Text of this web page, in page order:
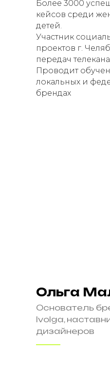
Более 3000
кейсов среди
детей.
Участник
проектов г.
передач
Проводит
локальных и
брендах
Ольга
Основатель
Ivolga,
дизайнеров
Чек-листы
Карта знакомства с
Карта
Сертификат о
курса
Доступ к записи:365
после окончания